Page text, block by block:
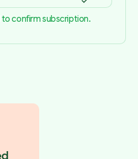
to confirm subscription.